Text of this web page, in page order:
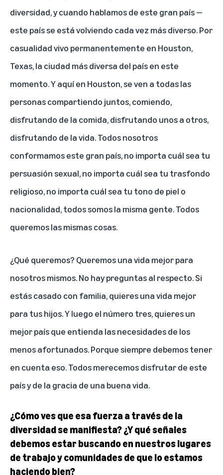
diversidad, y cuando hablamos de este gran país —
este país se está volviendo cada vez más diverso. Por
casualidad vivo permanentemente en Houston,
Texas, la ciudad más diversa del país en este
momento. Y aquí en Houston, se ven a todas las
personas compartiendo juntos, comiendo,
disfrutando de la comida, disfrutando unos a otros,
disfrutando de la vida. Todos nosotros
conformamos este gran país, no importa cuál sea tu
persuasión sexual, no importa cuál sea tu trasfondo
religioso, no importa cuál sea tu tono de piel o
nacionalidad, todos somos la misma gente. Todos
queremos las mismas cosas.
¿Qué queremos? Queremos una vida mejor para
nosotros mismos. No hay preguntas al respecto. Si
estás casado con familia, quieres una vida mejor
para tus hijos. Y luego el número tres, quieres un
mejor país que entienda las necesidades de los
menos afortunados. Porque siempre debemos tener
en cuenta eso. Todos merecemos disfrutar de este
país y de la gracia de una buena vida.
¿Cómo ves que esa fuerza a través de la
diversidad se manifiesta? ¿Y qué señales
debemos estar buscando en nuestros lugares
de trabajo y comunidades de que lo estamos
haciendo bien?